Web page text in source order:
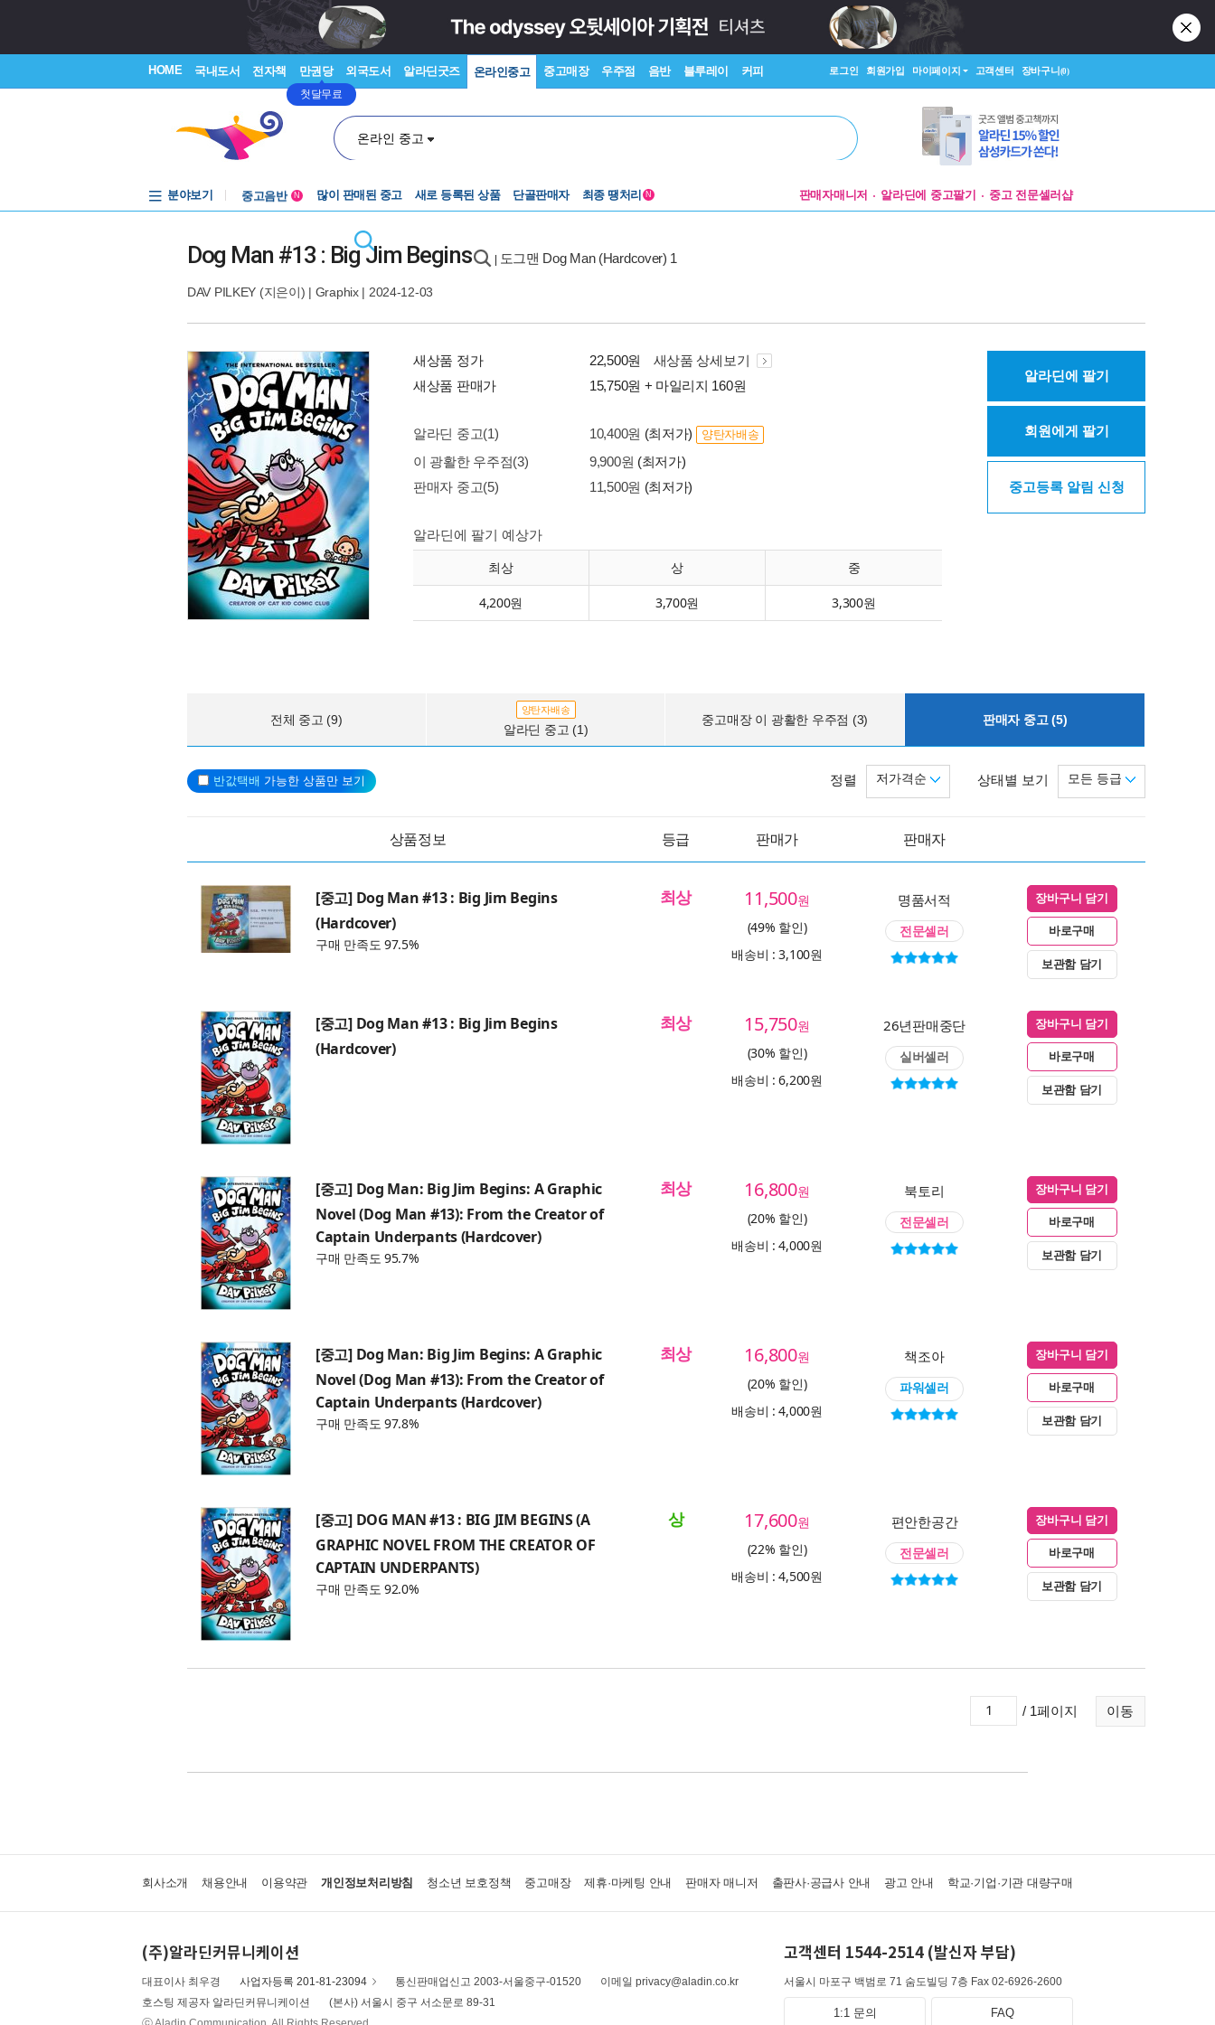
HOME 국내도서 전자책 만권당
첫달무료
외국도서 알라딘굿즈 온라인중고 중고매장 우주점 음반 블루레이 커피 로그인 회원가입 마이페이지 고객센터 장바구니(0)
온라인 중고
분야보기
중고음반
N 많이 판매된 중고 새로 등록된 상품 단골판매자 최종 땡처리 N 판매자매니저 알라딘에 중고팔기 중고 전문셀러샵
Dog Man #13 : Big Jim Begins 도그맨 Dog Man (Hardcover) 1
DAV PILKEY (지은이) | Graphix | 2024-12-03
새상품 정가 22,500원
새상품 상세보기
새상품 판매가
15,750원 + 마일리지 160원
알라딘 중고(1) 10,400원 (최저가) 양탄자배송
이 광활한 우주점(3) 9,900원 (최저가)
판매자 중고(5)
11,500원 (최저가)
알라딘에 팔기 예상가
최상 상 중
4,200원 3,700원 3,300원
알라딘에 팔기
회원에게 팔기
중고등록 알림 신청
전체 중고 (9)
양탄자배송
알라딘 중고 (1)
중고매장 이 광활한 우주점 (3) 판매자 중고 (5)
반값택배 가능한 상품만 보기 상태별 보기 모든 등급
정렬 저가격순
상품정보 등급 판매가 판매자
[중고] Dog Man #13 : Big Jim Begins
(Hardcover)
구매 만족도 97.5%
최상 11,500원
(49% 할인)
배송비 : 3,100원
명품서적
전문셀러
장바구니 담기
바로구매
보관함 담기
[중고] Dog Man #13 : Big Jim Begins
(Hardcover)
최상 15,750원
(30% 할인)
배송비 : 6,200원
26년판매중단
실버셀러
장바구니 담기
바로구매
보관함 담기
[중고] Dog Man: Big Jim Begins: A Graphic
Novel (Dog Man #13): From the Creator of
Captain Underpants (Hardcover)
구매 만족도 95.7%
최상 16,800원
(20% 할인)
배송비 : 4,000원
북토리
전문셀러
장바구니 담기
바로구매
보관함 담기
[중고] Dog Man: Big Jim Begins: A Graphic
Novel (Dog Man #13): From the Creator of
Captain Underpants (Hardcover)
구매 만족도 97.8%
최상 16,800원
(20% 할인)
배송비 : 4,000원
책조아
파워셀러
장바구니 담기
바로구매
보관함 담기
[중고] DOG MAN #13 : BIG JIM BEGINS (A
GRAPHIC NOVEL FROM THE CREATOR OF
CAPTAIN UNDERPANTS)
구매 만족도 92.0%
상 17,600원
(22% 할인)
배송비 : 4,500원
편안한공간
전문셀러
장바구니 담기
바로구매
보관함 담기
이동
/ 1페이지
회사소개 채용안내 이용약관 개인정보처리방침 청소년 보호정책 중고매장 제휴·마케팅 안내 판매자 매니저 출판사·공급사 안내 광고 안내 학교·기업·기관 대량구매
(주)알라딘커뮤니케이션
대표이사 최우경 사업자등록 201-81-23094 통신판매업신고 2003-서울중구-01520
이메일 privacy@aladin.co.kr
호스팅 제공자 알라딘커뮤니케이션
(본사) 서울시 중구 서소문로 89-31
고객센터 1544-2514 (발신자 부담)
서울시 마포구 백범로 71 숨도빌딩 7층 Fax 02-6926-2600
1:1 문의 FAQ